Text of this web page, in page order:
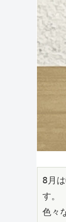
8月
す。
色々